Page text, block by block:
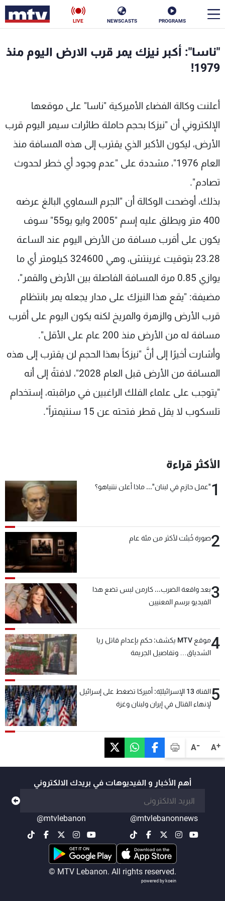
PROGRAMS
NEWSCASTS
LIVE
A+
A-
"ناسا": أكبر نيزك يمر قرب الارض اليوم منذ
1979!
أعلنت وكالة الفضاء الأميركية "ناسا" على موقعها
الإلكتروني أن "نيزكا بحجم حاملة طائرات سيمر اليوم قرب
الأرض، ليكون الأكبر الذي يقترب إلى هذه المسافة منذ
العام 1976"، مشددة على "عدم وجود أي خطر لحدوث
تصادم".
بذلك، أوضحت الوكالة أن "الجرم السماوي البالغ عرضه
400 متر ويطلق عليه إسم "2005 وايو يو55" سوف
يكون على أقرب مسافة من الأرض اليوم عند الساعة
23.28 بتوقيت غرينتش، وهي 324600 كيلومتر أي ما
يوازي 0.85 مرة المسافة الفاصلة بين الأرض والقمر"،
مضيفة: "يقع هذا النيزك على مدار يجعله يمر بانتظام
قرب الأرض والزهرة والمريخ لكنه يكون اليوم على أقرب
مسافة له من الأرض منذ 200 عام على الأقل".
وأشارت أخيرًا إلى أنَّ "نيزكاً بهذا الحجم لن يقترب إلى هذه
المسافة من الأرض قبل العام 2028"، لافتةً إلى أنه
"يتوجب على علماء الفلك الراغبين في مراقبته، إستخدام
تلسكوب لا يقل قطر فتحته عن 15 سنتيمتراً".
الأكثر قراءة
1"عمل حازم في لبنان"... ماذا أعلن نتنياهو؟
2صورة خُبئت لأكثر من مئة عام
3بعد واقعة الضرب... كارمن لبس تضع هذا
الفيديو برسم المعنيين
4
موقع MTV يكشف: حكم بإعدام قاتل ريا
الشدياق… وتفاصيل الجريمة
5
القناة 13 الإسرائيليّة: أميركا تضغط على إسرائيل
لإنهاء القتال في إيران ولبنان وغزة
أهم الأخبار و الفيديوهات في بريدك الالكتروني
@mtvlebanonnews
@mtvlebanon
© MTV Lebanon. All rights reserved.
powered by koein
الأخبار
منوعات رياضة
كأس العالم
البرامج
جدول البرامج
شاهد البرامج
عن MTV
الإنـتـاج
لاعلاناتكم
وظائف
تواصل معنا
شروط الإسـتخدام
سياسة الخصوصية